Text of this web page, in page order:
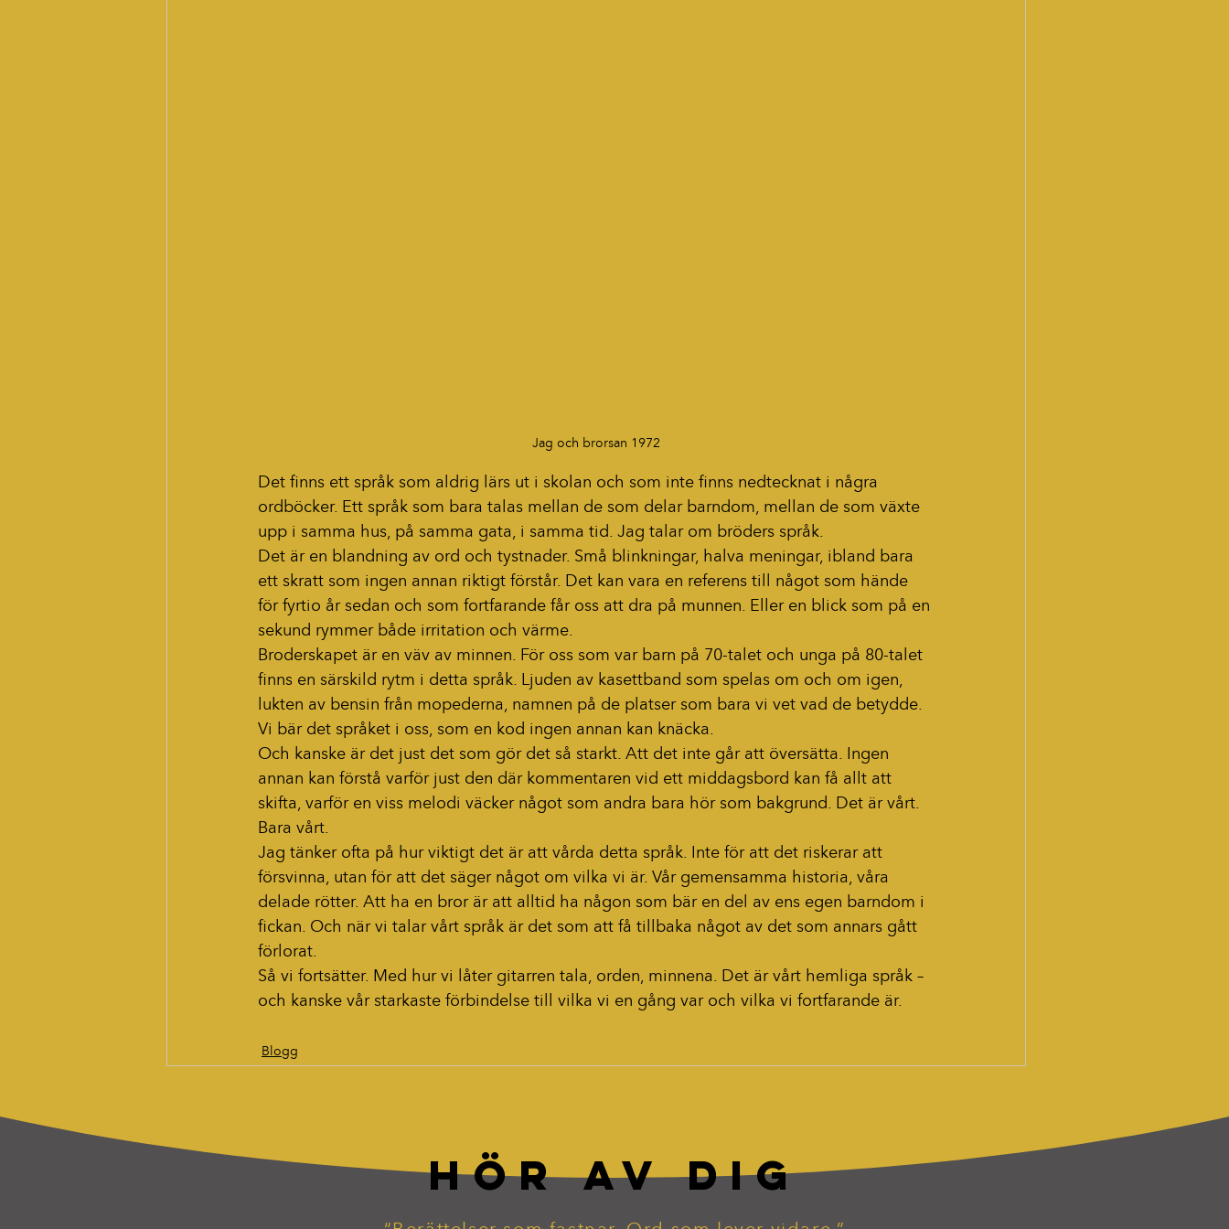
Jag och brorsan 1972
Det finns ett språk som aldrig lärs ut i skolan och som inte finns nedtecknat i några
ordböcker. Ett språk som bara talas mellan de som delar barndom, mellan de som växte
upp i samma hus, på samma gata, i samma tid. Jag talar om bröders språk.
Det är en blandning av ord och tystnader. Små blinkningar, halva meningar, ibland bara
ett skratt som ingen annan riktigt förstår. Det kan vara en referens till något som hände
för fyrtio år sedan och som fortfarande får oss att dra på munnen. Eller en blick som på en
sekund rymmer både irritation och värme.
Broderskapet är en väv av minnen. För oss som var barn på 70-talet och unga på 80-talet
finns en särskild rytm i detta språk. Ljuden av kasettband som spelas om och om igen,
lukten av bensin från mopederna, namnen på de platser som bara vi vet vad de betydde.
Vi bär det språket i oss, som en kod ingen annan kan knäcka.
Och kanske är det just det som gör det så starkt. Att det inte går att översätta. Ingen
annan kan förstå varför just den där kommentaren vid ett middagsbord kan få allt att
skifta, varför en viss melodi väcker något som andra bara hör som bakgrund. Det är vårt.
Bara vårt.
Jag tänker ofta på hur viktigt det är att vårda detta språk. Inte för att det riskerar att
försvinna, utan för att det säger något om vilka vi är. Vår gemensamma historia, våra
delade rötter. Att ha en bror är att alltid ha någon som bär en del av ens egen barndom i
fickan. Och när vi talar vårt språk är det som att få tillbaka något av det som annars gått
förlorat.
Så vi fortsätter. Med hur vi låter gitarren tala, orden, minnena. Det är vårt hemliga språk –
och kanske vår starkaste förbindelse till vilka vi en gång var och vilka vi fortfarande är.
Blogg
HÖR AV DIG